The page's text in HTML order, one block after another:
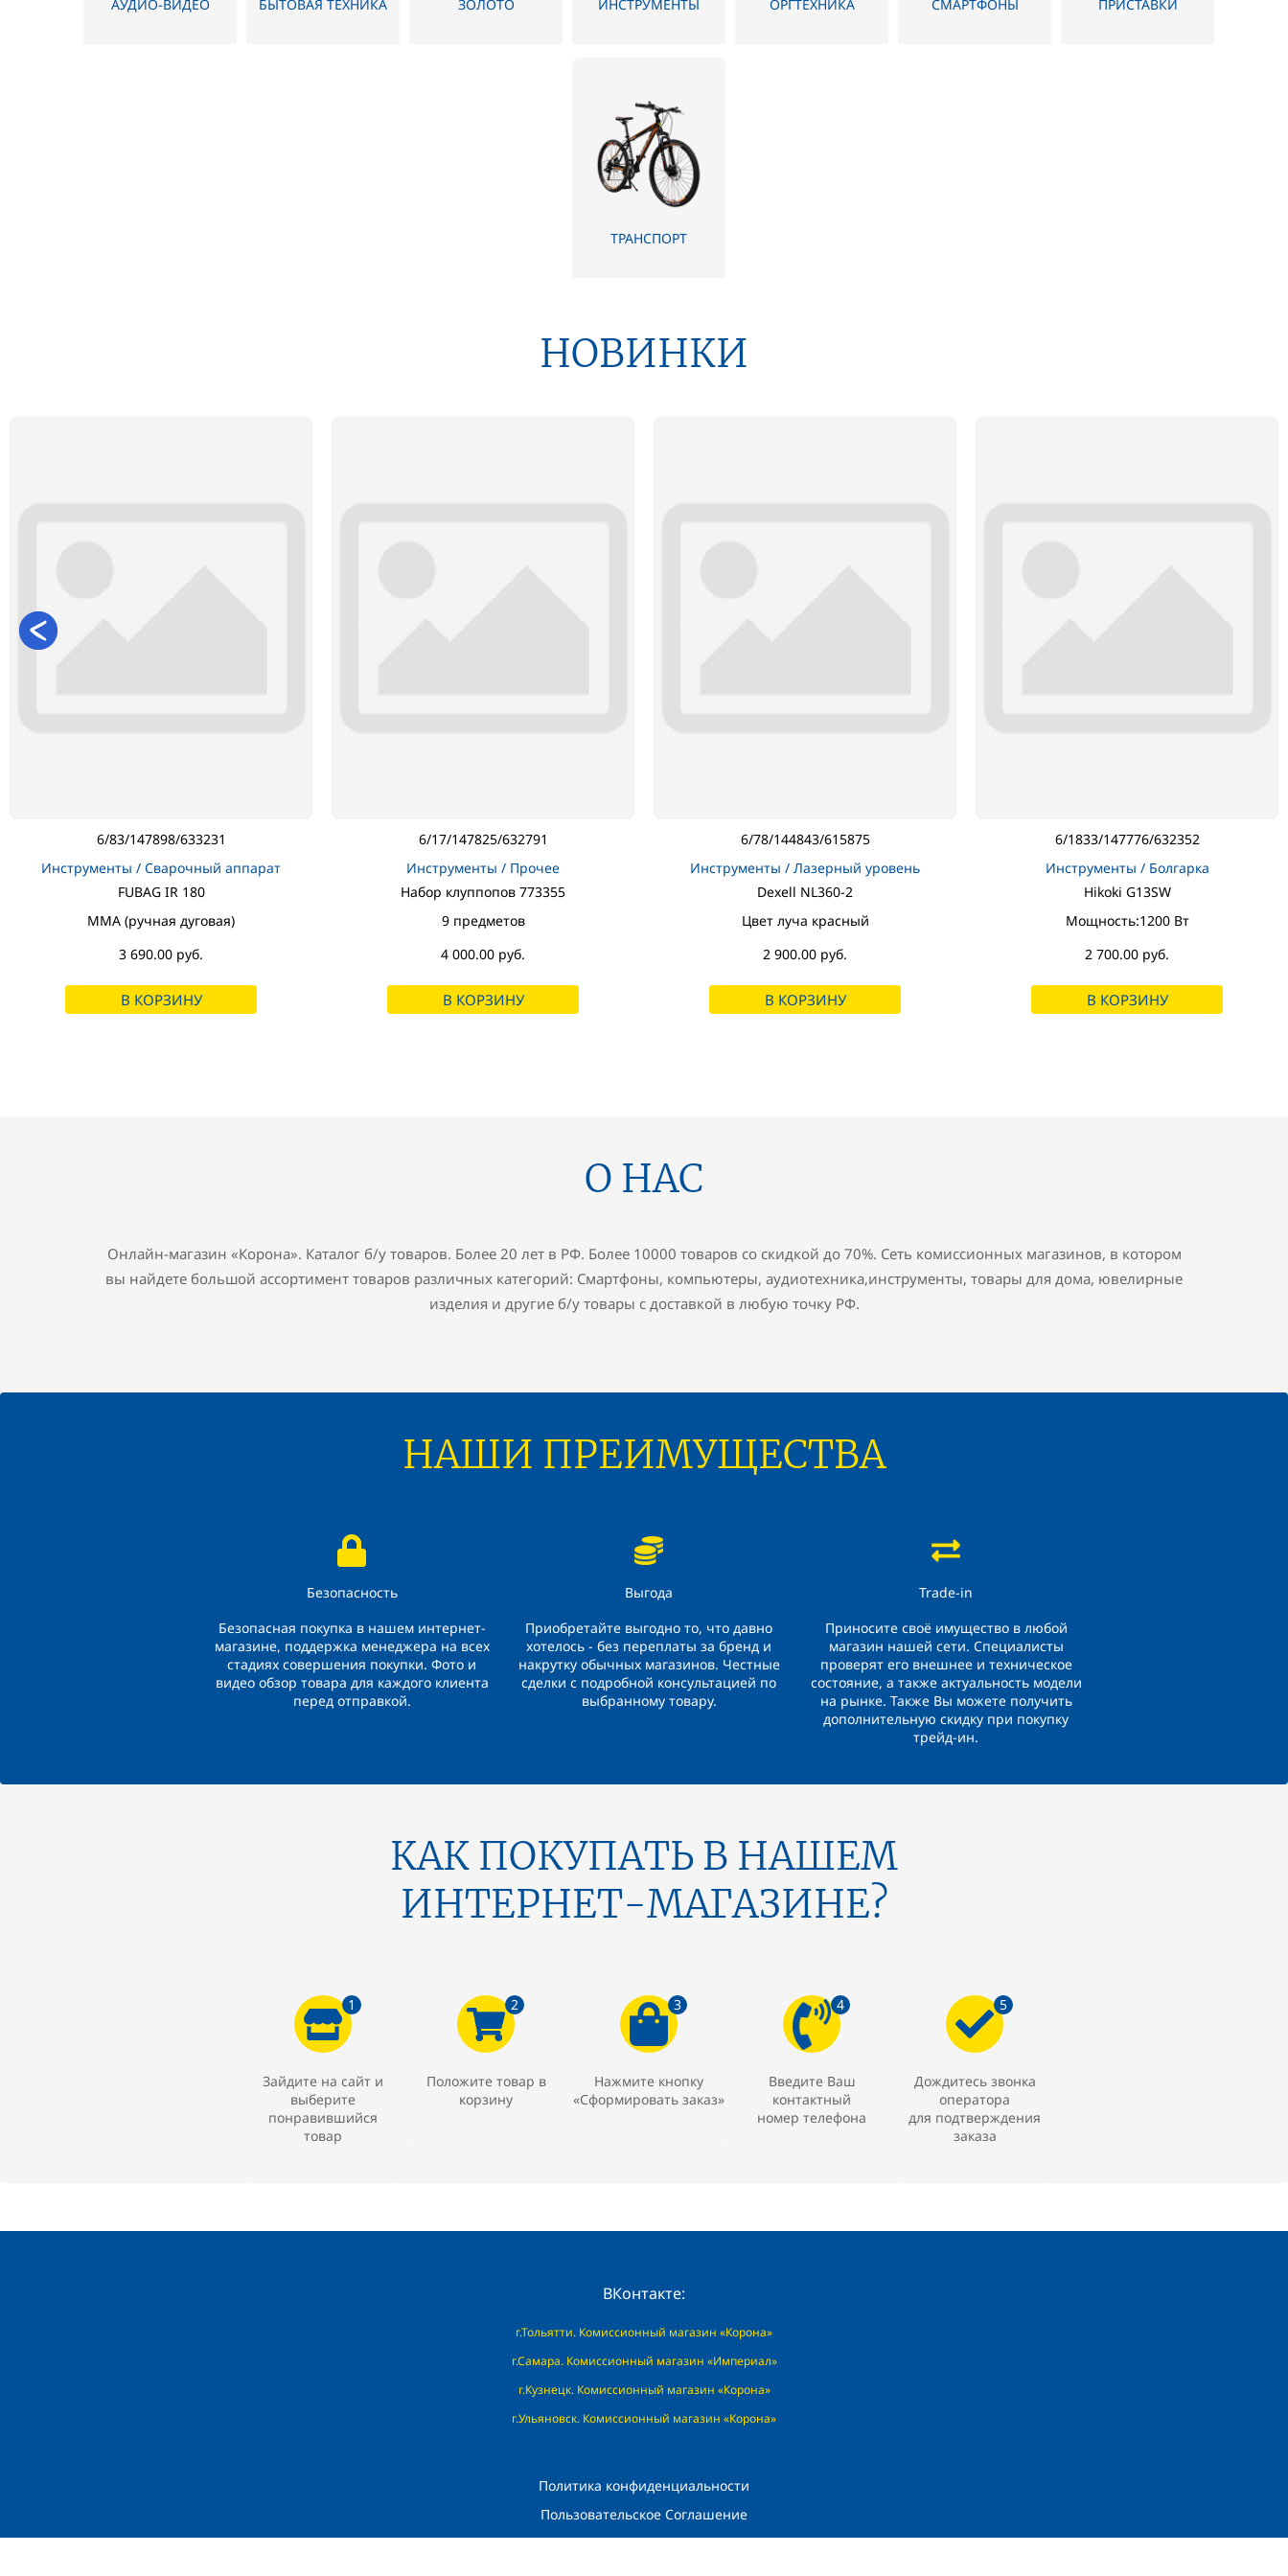
АУДИО-ВИДЕО БЫТОВАЯ ТЕХНИКА ЗОЛОТО ИНСТРУМЕНТЫ ОРГТЕХНИКА СМАРТФОНЫ ПРИСТАВКИ
ТРАНСПОРТ
НОВИНКИ
6/83/147898/633231
Инструменты / Сварочный аппарат
FUBAG IR 180
MMA (ручная дуговая)
3 690.00 руб.
В КОРЗИНУ
6/17/147825/632791
Инструменты / Прочее
Набор клуппопов 773355
9 предметов
4 000.00 руб.
В КОРЗИНУ
6/78/144843/615875
Инструменты / Лазерный уровень
Dexell NL360-2
Цвет луча красный
2 900.00 руб.
В КОРЗИНУ
6/1833/147776/632352
Инструменты / Болгарка
Hikoki G13SW
Мощность:1200 Вт
2 700.00 руб.
В КОРЗИНУ
О НАС
Онлайн-магазин «Корона». Каталог б/у товаров. Более 20 лет в РФ. Более 10000 товаров со скидкой до 70%. Сеть комиссионных магазинов, в котором
вы найдете большой ассортимент товаров различных категорий: Смартфоны, компьютеры, аудиотехника,инструменты, товары для дома, ювелирные
изделия и другие б/у товары с доставкой в любую точку РФ.
НАШИ ПРЕИМУЩЕСТВА
Безопасность
Безопасная покупка в нашем интернет-
магазине, поддержка менеджера на всех
стадиях совершения покупки. Фото и
видео обзор товара для каждого клиента
перед отправкой.
Выгода
Приобретайте выгодно то, что давно
хотелось - без переплаты за бренд и
накрутку обычных магазинов. Честные
сделки с подробной консультацией по
выбранному товару.
Trade-in
Приносите своё имущество в любой
магазин нашей сети. Специалисты
проверят его внешнее и техническое
состояние, а также актуальность модели
на рынке. Также Вы можете получить
дополнительную скидку при покупку
трейд-ин.
КАК ПОКУПАТЬ В НАШЕМ
ИНТЕРНЕТ-МАГАЗИНЕ?
1
Зайдите на сайт и
выберите
понравившийся
товар
2
Положите товар в
корзину
3
Нажмите кнопку
«Сформировать заказ»
4
Введите Ваш
контактный
номер телефона
5
Дождитесь звонка
оператора
для подтверждения
заказа
ВКонтакте:
г.Тольятти. Комиссионный магазин «Корона»
г.Самара. Комиссионный магазин «Империал»
г.Кузнецк. Комиссионный магазин «Корона»
г.Ульяновск. Комиссионный магазин «Корона»
Политика конфиденциальности
Пользовательское Соглашение